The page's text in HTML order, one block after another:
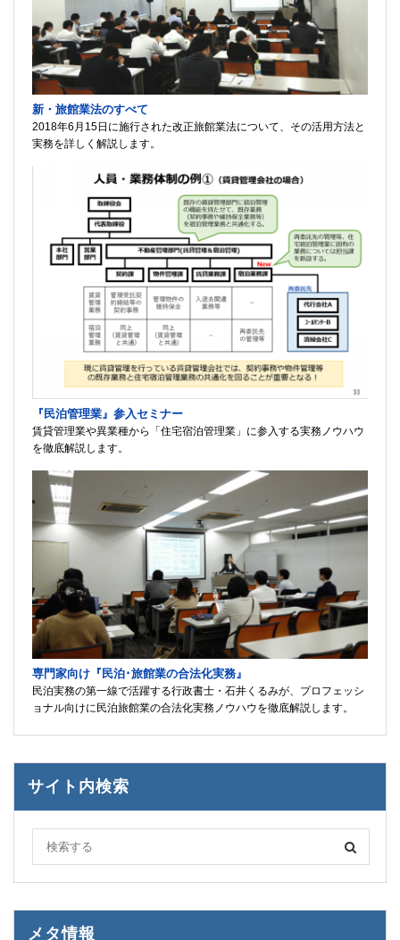
新・旅館業法のすべて
2018年6月15日に施行された改正旅館業法について、その活用方法と
実務を詳しく解説します。
『民泊管理業』参入セミナー
賃貸管理業や異業種から「住宅宿泊管理業」に参入する実務ノウハウ
を徹底解説します。
専門家向け『民泊･旅館業の合法化実務』
民泊実務の第一線で活躍する行政書士・石井くるみが、プロフェッシ
ョナル向けに民泊旅館業の合法化実務ノウハウを徹底解説します。
サイト内検索
メタ情報